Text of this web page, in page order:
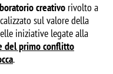
creativo rivolto a
sul valore della
iniziative legate alla
del primo conflitto
.